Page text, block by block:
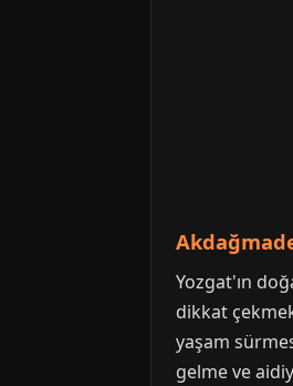
Yozgat'ın
dikkat
yaşam
gelme ve